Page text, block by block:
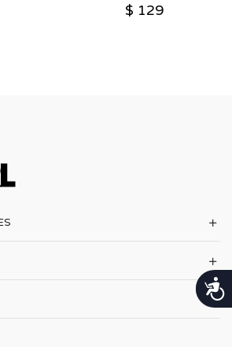
נגישות
$ 129